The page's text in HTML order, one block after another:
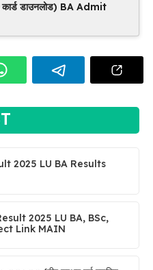
कार्ड डाउनलोड) BA Admit
2025 LU BA Results
2025 LU BA, BSc,
Link MAIN